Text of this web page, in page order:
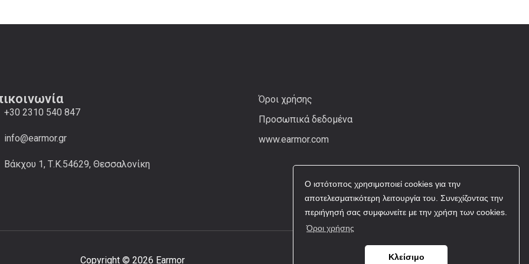
Ο ιστότοπος χρησιμοποιεί cookies για την
αποτελεσματικότερη λειτουργία του. Συνεχίζοντας την
περιήγησή σας συμφωνείτε με την χρήση των cookies.
Όροι χρήσης
Κλείσιμο
+30 2310 540 847
info@earmor.gr
Βάκχου 1, Τ.Κ.54629, Θεσσαλονίκη
Όροι χρήσης
Προσωπικά δεδομένα
www.earmor.com
Copyright © 2026 Earmor